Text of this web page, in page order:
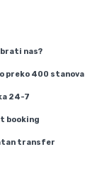
nas?
preko 400 stanova
24-7
booking
transfer